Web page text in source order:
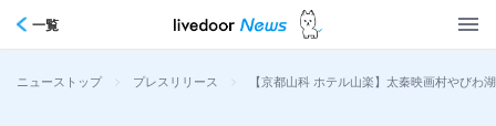
一覧
ニューストップ > プレスリリース > 【京都山科 ホテル山楽】太秦映画村やび